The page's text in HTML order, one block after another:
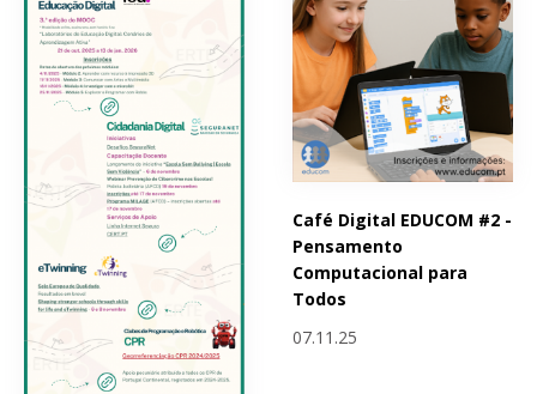
Café Digital EDUCOM #2 -
Pensamento
Computacional para
Todos
07.11.25